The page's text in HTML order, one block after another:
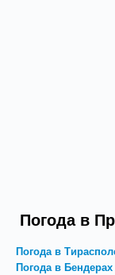
Погода в
Погода в
Погода в Бендерах